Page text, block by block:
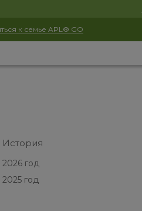
к семье APL® GO
История
2026 год
2025 год